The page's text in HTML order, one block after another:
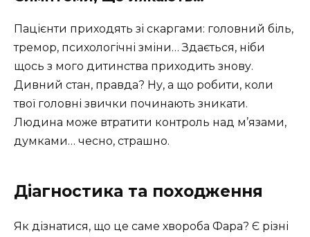
Пацієнти приходять зі скаргами: головний біль,
тремор, психологічні зміни… Здається, ніби
щось з мого дитинства приходить знову.
Дивний стан, правда? Ну, а що робити, коли
твої головні звички починають зникати.
Людина може втратити контроль над м’язами,
думками… чесно, страшно.
Діагностика та походження
Як дізнатися, що це саме хвороба Фара? Є різні